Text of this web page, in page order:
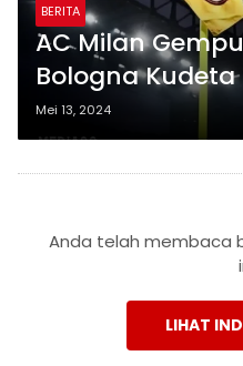
BERITA
AC Milan
Bologna
Giornata Ke-36
Mei 13, 2024
Anda telah membaca
LIHAT